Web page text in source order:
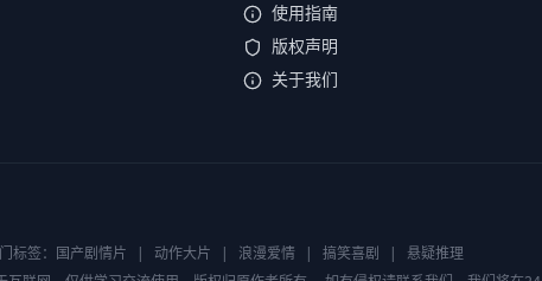
使用指南
版权声明
关于我们
标签： 国产剧情片 | 动作大片 | 浪漫爱情 | 搞笑喜剧 |
悬疑推理